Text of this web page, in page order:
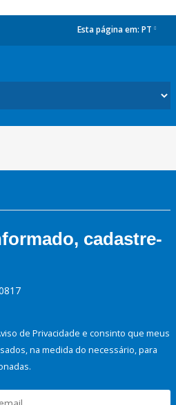
Esta página em: PT
cadastre-
de Privacidade e consinto que meus
na medida do necessário, para